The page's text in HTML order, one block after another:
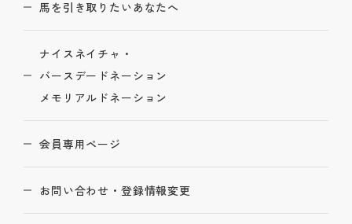
馬を引き取りたいあなたへ
ナイスネイチャ・
バースデードネーション
メモリアルドネーション
会員専用ページ
お問い合わせ・登録情報変更